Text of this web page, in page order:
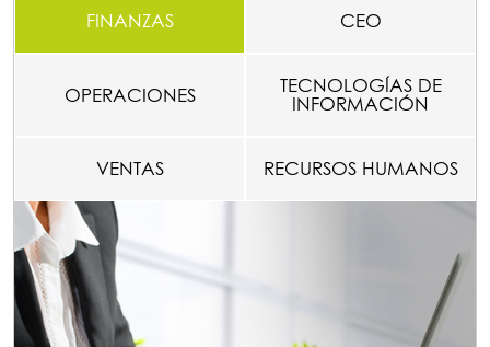
FINANZAS CEO
OPERACIONES TECNOLOGÍAS DE
INFORMACIÓN
VENTAS RECURSOS HUMANOS